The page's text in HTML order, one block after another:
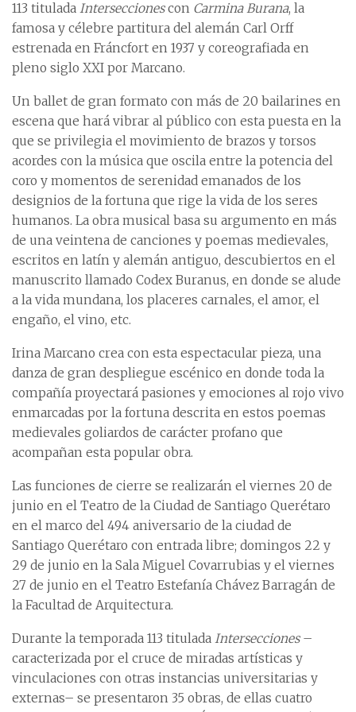
113 titulada Interseccionescon Carmina Burana, la
famosa y célebre partitura del alemán Carl Orff
estrenada en Fráncfort en 1937 y coreografiada en
pleno siglo XXI por Marcano.
Un ballet de gran formato con más de 20 bailarines en
escena que hará vibrar al público con esta puesta en la
que se privilegia el movimiento de brazos y torsos
acordes con la música que oscila entre la potencia del
coro y momentos de serenidad emanados de los
designios de la fortuna que rige la vida de los seres
humanos. La obra musical basa su argumento en más
de una veintena de canciones y poemas medievales,
escritos en latín y alemán antiguo, descubiertos en el
manuscrito llamado Codex Buranus, en donde se alude
a la vida mundana, los placeres carnales, el amor, el
engaño, el vino, etc.
Irina Marcano crea con esta espectacular pieza, una
danza de gran despliegue escénico en donde toda la
compañía proyectará pasiones y emociones al rojo vivo
enmarcadas por la fortuna descrita en estos poemas
medievales goliardos de carácter profano que
acompañan esta popular obra.
Las funciones de cierre se realizarán el viernes 20 de
junio en el Teatro de la Ciudad de Santiago Querétaro
en el marco del 494 aniversario de la ciudad de
Santiago Querétaro con entrada libre; domingos 22 y
29 de junio en la Sala Miguel Covarrubias y el viernes
27 de junio en el Teatro Estefanía Chávez Barragán de
la Facultad de Arquitectura.
Durante la temporada 113 titulada Intersecciones–
caracterizada por el cruce de miradas artísticas y
vinculaciones con otras instancias universitarias y
externas– se presentaron 35 obras, de ellas cuatro